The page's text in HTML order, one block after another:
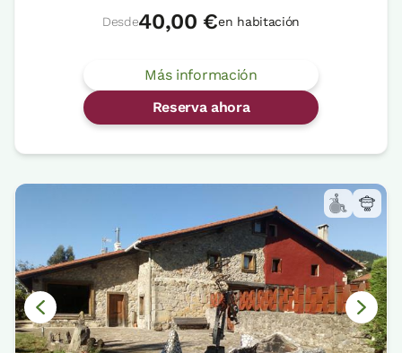
Desde40,00 €en habitación
Más información
Reserva ahora